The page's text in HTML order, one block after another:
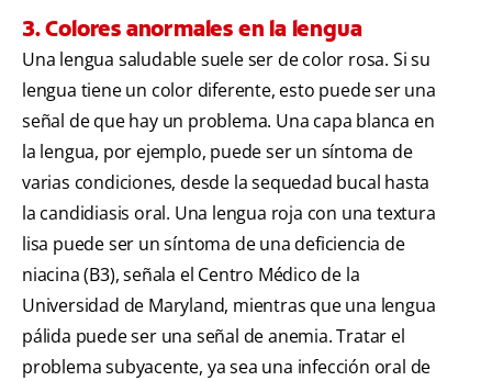
3. Colores anormales en la lengua
Una lengua saludable suele ser de color rosa. Si su
lengua tiene un color diferente, esto puede ser una
señal de que hay un problema. Una capa blanca en
la lengua, por ejemplo, puede ser un síntoma de
varias condiciones, desde la sequedad bucal hasta
la candidiasis oral. Una lengua roja con una textura
lisa puede ser un síntoma de una deficiencia de
niacina (B3), señala el Centro Médico de la
Universidad de Maryland, mientras que una lengua
pálida puede ser una señal de anemia. Tratar el
problema subyacente, ya sea una infección oral de